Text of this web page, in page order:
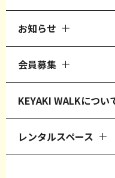
お知らせ
会員募集
KEYAKI WALKについ
レンタルスペース